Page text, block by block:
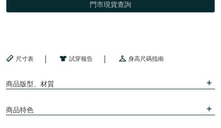
門市現貨查詢
尺寸表 試穿報告 身高尺碼指南
商品版型、材質
商品特色